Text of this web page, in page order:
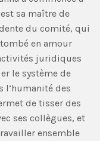
sa maître de
du comité, qui
en amour
juridiques
le système de
l’humanité des
de tisser des
ses collègues, et
ensemble